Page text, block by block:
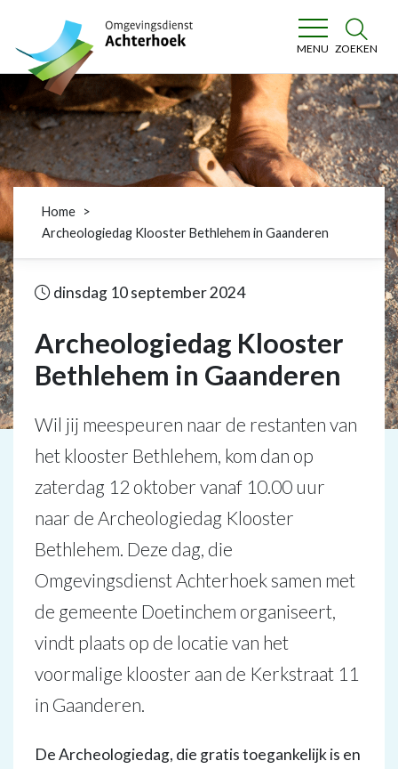
Omgevingsdienst Achterhoek
MENU ZOEKEN
Home
Archeologiedag Klooster Bethlehem in Gaanderen
dinsdag 10 september 2024
Archeologiedag Klooster
Bethlehem in Gaanderen
Wil jij meespeuren naar de restanten van
het klooster Bethlehem, kom dan op
zaterdag 12 oktober vanaf 10.00 uur
naar de Archeologiedag Klooster
Bethlehem. Deze dag, die
Omgevingsdienst Achterhoek samen met
de gemeente Doetinchem organiseert,
vindt plaats op de locatie van het
voormalige klooster aan de Kerkstraat 11
in Gaanderen.
De Archeologiedag, die gratis toegankelijk is en